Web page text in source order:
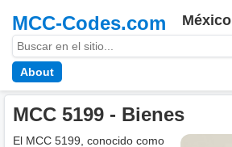
MCC-Codes.com México
About
MCC 5199 - Bienes
El MCC 5199, conocido como